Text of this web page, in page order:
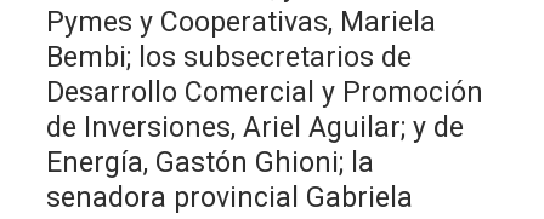
Pymes y Cooperativas, Mariela
Bembi; los subsecretarios de
Desarrollo Comercial y Promoción
de Inversiones, Ariel Aguilar; y de
Energía, Gastón Ghioni; la
senadora provincial Gabriela